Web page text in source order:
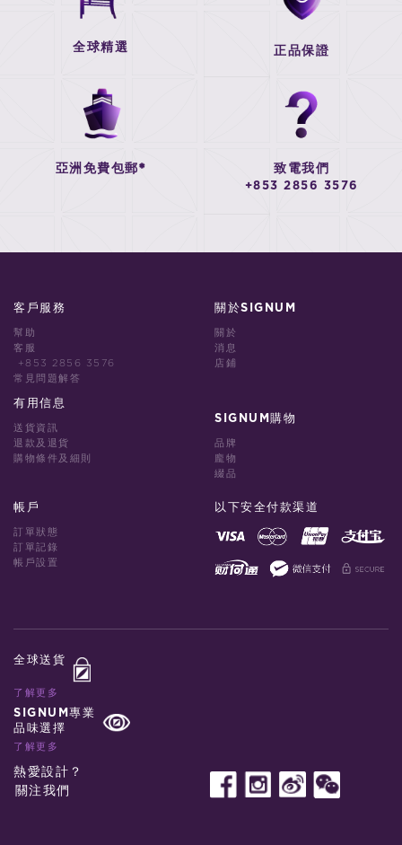
全球精選 正品保證
亞洲免費包郵* 致電我們
+853 2856 3576
客戶服務
幫助
客服
+853 2856 3576
常見問題解答
有用信息
送貨資訊
退款及退貨
購物條件及細則
關於SIGNUM
關於
消息
店鋪
SIGNUM購物
品牌
龐物
綴品
帳戶
訂單狀態
訂單記錄
帳戶設置
以下安全付款渠道
全球送貨
了解更多
SIGNUM專業
品味選擇
了解更多
熱愛設計？
關注我們